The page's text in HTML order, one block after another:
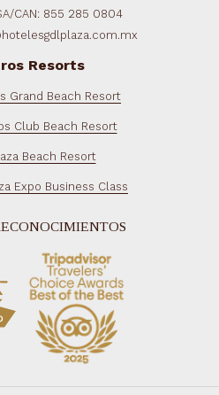
CAN: 855 285 0804
Resorts
Grand Beach Resort
Club Beach Resort
Beach Resort
Expo Business Class